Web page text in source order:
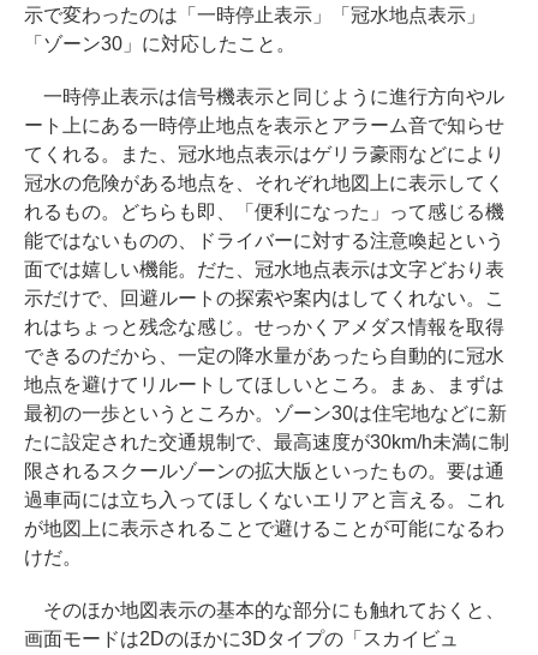
示で変わったのは「一時停止表示」「冠水地点表示」
「ゾーン30」に対応したこと。
一時停止表示は信号機表示と同じように進行方向やル
ート上にある一時停止地点を表示とアラーム音で知らせ
てくれる。また、冠水地点表示はゲリラ豪雨などにより
冠水の危険がある地点を、それぞれ地図上に表示してく
れるもの。どちらも即、「便利になった」って感じる機
能ではないものの、ドライバーに対する注意喚起という
面では嬉しい機能。だた、冠水地点表示は文字どおり表
示だけで、回避ルートの探索や案内はしてくれない。こ
れはちょっと残念な感じ。せっかくアメダス情報を取得
できるのだから、一定の降水量があったら自動的に冠水
地点を避けてリルートしてほしいところ。まぁ、まずは
最初の一歩というところか。ゾーン30は住宅地などに新
たに設定された交通規制で、最高速度が30km/h未満に制
限されるスクールゾーンの拡大版といったもの。要は通
過車両には立ち入ってほしくないエリアと言える。これ
が地図上に表示されることで避けることが可能になるわ
けだ。
そのほか地図表示の基本的な部分にも触れておくと、
画面モードは2Dのほかに3Dタイプの「スカイビュ